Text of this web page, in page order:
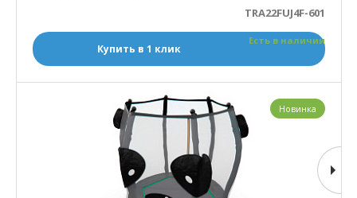
TRA22FUJ4F-601
Есть в наличии
Купить в 1 клик
Новинка